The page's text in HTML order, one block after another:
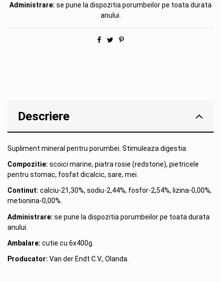
Administrare: se pune la dispozitia porumbeilor pe toata durata
anului.
Descriere
Supliment mineral pentru porumbei. Stimuleaza digestia.
Compozitie: scoici marine, piatra rosie (redstone), pietricele
pentru stomac, fosfat dicalcic, sare, mei.
Continut: calciu-21,30%, sodiu-2,44%, fosfor-2,54%, lizina-0,00%,
metionina-0,00%.
Administrare: se pune la dispozitia porumbeilor pe toata durata
anului.
Ambalare: cutie cu 6x400g.
Producator: Van der Endt C.V., Olanda.